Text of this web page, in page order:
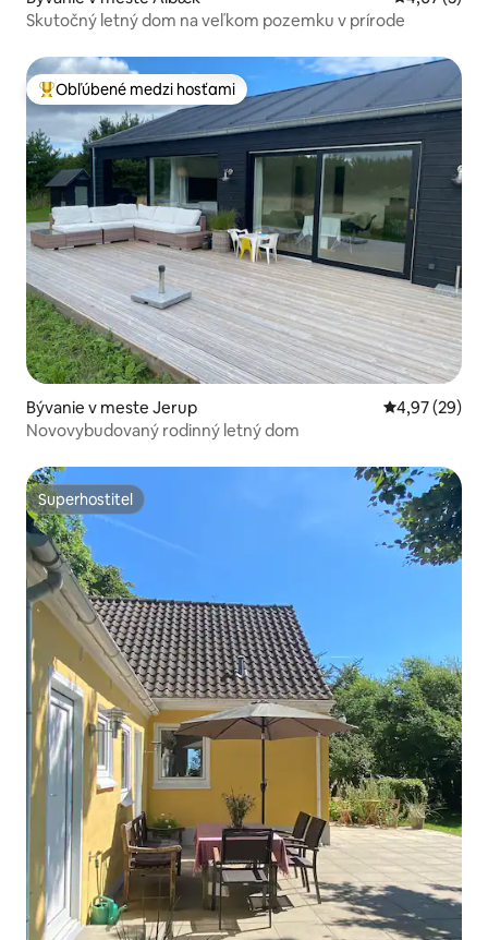
Skutočný letný dom na veľkom pozemku v prírode
Najobľúbenejšie medzi hosťami
Obľúbené medzi hosťami
Bývanie v meste Jerup Priemerné
4,97 (29)
Novovybudovaný rodinný letný dom
Superhostiteľ
Superhostiteľ